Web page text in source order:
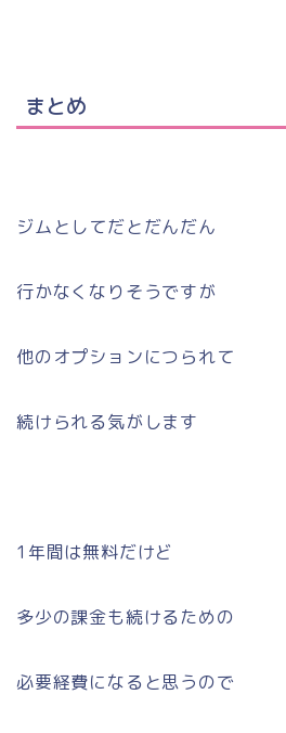
まとめ
ジムとしてだとだんだん
行かなくなりそうですが
他のオプションにつられて
続けられる気がします
1年間は無料だけど
多少の課金も続けるための
必要経費になると思うので